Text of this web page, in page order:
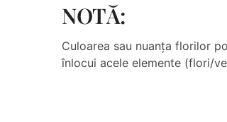
NOTĂ:
Culoarea sau nuanţa florilor
înlocui acele elemente (flori/